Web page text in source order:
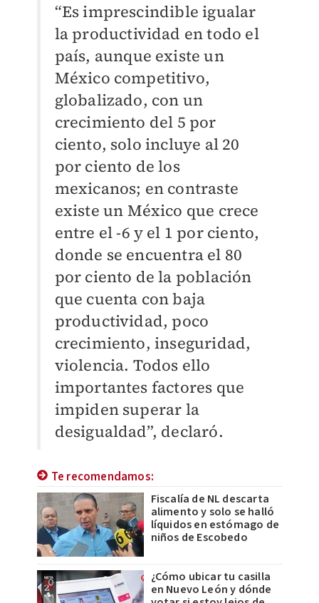
“Es imprescindible igualar
la productividad en todo el
país, aunque existe un
México competitivo,
globalizado, con un
crecimiento del 5 por
ciento, solo incluye al 20
por ciento de los
mexicanos; en contraste
existe un México que crece
entre el -6 y el 1 por ciento,
donde se encuentra el 80
por ciento de la población
que cuenta con baja
productividad, poco
crecimiento, inseguridad,
violencia. Todos ello
importantes factores que
impiden superar la
desigualdad”, declaró.
Te recomendamos:
Fiscalía de NL descarta
alimento y solo se halló
líquidos en estómago de
niños de Escobedo
¿Cómo ubicar tu casilla
en Nuevo León y dónde